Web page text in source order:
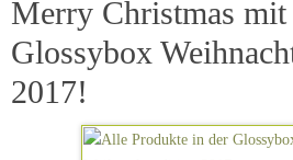
Merry Christmas mit
Glossybox
2017!